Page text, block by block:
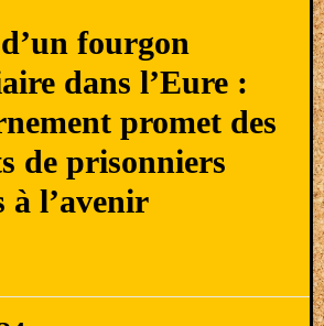
fourgon
dans l’Eure :
promet des
de prisonniers
à l’avenir